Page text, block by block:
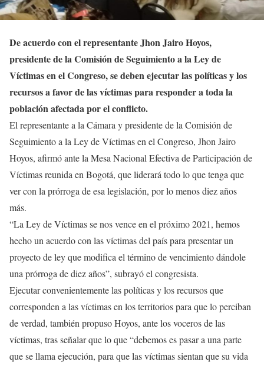
De acuerdo con el representante Jhon Jairo Hoyos,
presidente de la Comisión de Seguimiento a la Ley de
Víctimas en el Congreso, se deben ejecutar las políticas y los
recursos a favor de las víctimas para responder a toda la
población afectada por el conflicto.
El representante a la Cámara y presidente de la Comisión de
Seguimiento a la Ley de Víctimas en el Congreso, Jhon Jairo
Hoyos, afirmó ante la Mesa Nacional Efectiva de Participación de
Víctimas reunida en Bogotá, que liderará todo lo que tenga que
ver con la prórroga de esa legislación, por lo menos diez años
más.
“La Ley de Víctimas se nos vence en el próximo 2021, hemos
hecho un acuerdo con las víctimas del país para presentar un
proyecto de ley que modifica el término de vencimiento dándole
una prórroga de diez años”, subrayó el congresista.
Ejecutar convenientemente las políticas y los recursos que
corresponden a las víctimas en los territorios para que lo perciban
de verdad, también propuso Hoyos, ante los voceros de las
víctimas, tras señalar que lo que “debemos es pasar a una parte
que se llama ejecución, para que las víctimas sientan que su vida